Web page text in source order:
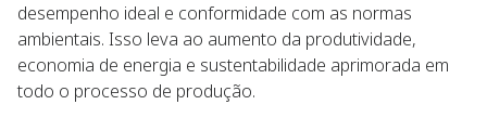
desempenho ideal e conformidade com as normas
ambientais. Isso leva ao aumento da produtividade,
economia de energia e sustentabilidade aprimorada em
todo o processo de produção.​